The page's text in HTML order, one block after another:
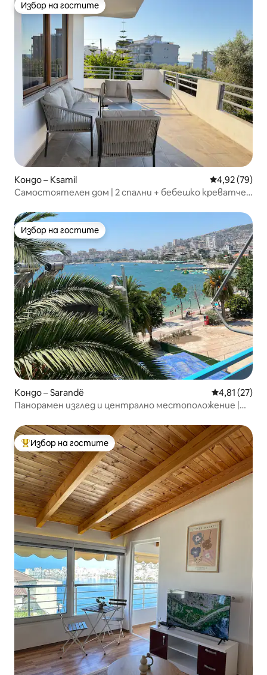
Избор на гостите
Избор на гостите
Кондо – Ksamil Средна
4,92 (79)
Самостоятелен дом | 2 спални + бебешко креватче
Избор на гостите
Избор на гостите
Кондо – Sarandë Средна
4,81 (27)
Панорамен изглед и централно местоположение |
Най-популярен избор на гостите
Избор на гостите